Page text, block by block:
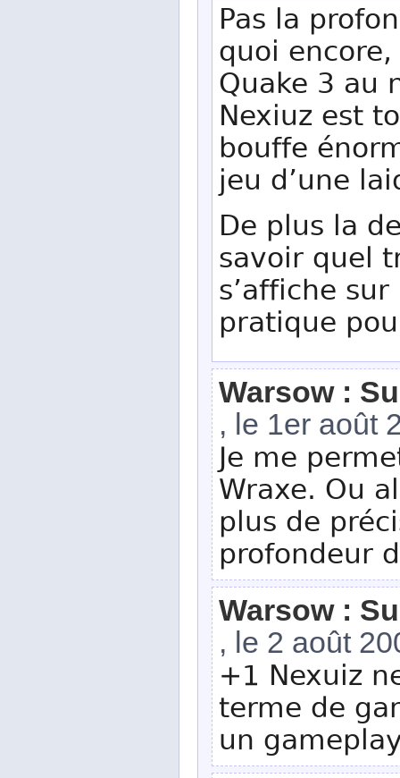
Pas la
quoi
Quake 3 au
Nexiuz est
bouffe
jeu d’une
De plus la
savoir quel
s’affiche
pratique
Warsow :
, le 1er août
Je me
Wraxe. Ou
plus de
profondeur
Warsow :
, le 2 août
+1 Nexuiz
terme de
un